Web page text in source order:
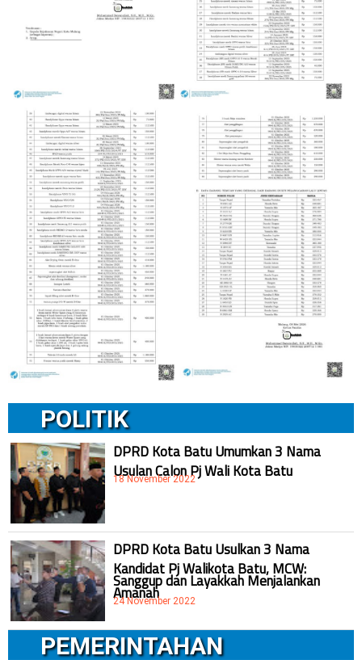
POLITIK
DPRD Kota Batu Umumkan 3 Nama
Usulan Calon Pj Wali Kota Batu
18 November 2022
DPRD Kota Batu Usulkan 3 Nama
Kandidat Pj Walikota Batu, MCW:
Sanggup dan Layakkah Menjalankan
Amanah
24 November 2022
PEMERINTAHAN